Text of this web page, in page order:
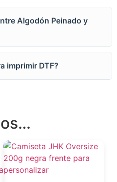
Algodón Peinado y
imprimir DTF?